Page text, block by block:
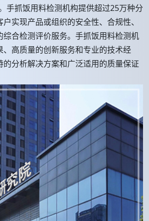
手抓饭用料检测机构提供超过25万种分
实现产品或组织的安全性、合规性、
综合检测评价服务。手抓饭用料检测机
、高质量的创新服务和专业的技术经
分析解决方案和广泛适用的质量保证